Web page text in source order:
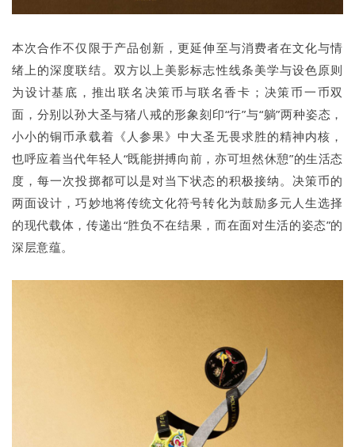
本次合作不仅限于产品创新，更延伸至与消费者在文化与情
绪上的深度联结。双方以上美影标志性线条美学与设色原则
为设计基底，推出联名决策币与联名香卡；决策币一币双
面，分别以孙大圣与猪八戒的形象刻印“行”与“躺”两种姿态，
小小的铜币承载着《人参果》中大圣无畏求胜的精神内核，
也呼应着当代年轻人“既能拼搏向前，亦可坦然休憩”的生活态
度，每一次投掷都可以是对当下状态的积极接纳。决策币的
两面设计，巧妙地将传统文化符号转化为鼓励多元人生选择
的现代载体，传递出“胜负不在结果，而在面对生活的姿态”的
深层意蕴。